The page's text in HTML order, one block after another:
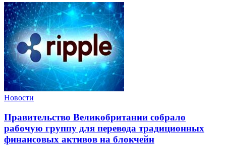
Новости
Правительство Великобритании собрало
рабочую группу для перевода традиционных
финансовых активов на блокчейн